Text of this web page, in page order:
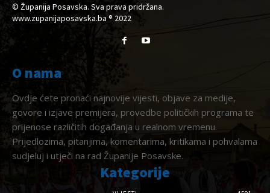
© Županija Posavska. Sva prava pridržana.
www.zupanijaposavska.ba ® 2022
O nama
Ovdje ćete pronaći najnovije vijesti, objave za medije,
govore i izjave premijera, provedbe političkih programa te
prijenose različitih događanja u realnom vremenu.
Prijedlozima, pitanjima, komentarima, kritikama i pohvalama
sudjeluj i utječi na rad Županije Posavske.
Kategorije